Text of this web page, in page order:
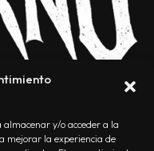
almacenar y/o acceder a la
mejorar la experiencia de